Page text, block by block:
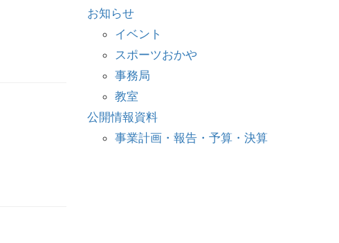
お知らせ
イベント
スポーツおかや
事務局
教室
公開情報資料
事業計画・報告・予算・決算